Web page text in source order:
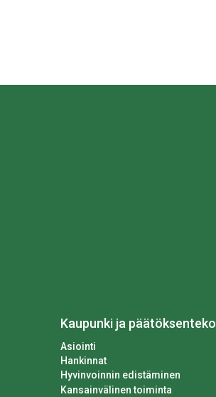
Kaupunki ja päätöksenteko
Asiointi
Hankinnat
Hyvinvoinnin edistäminen
Kansainvälinen toiminta